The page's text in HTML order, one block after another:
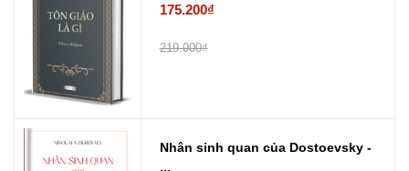
175.200₫
219.000₫
Nhân sinh quan của Dostoevsky -
...